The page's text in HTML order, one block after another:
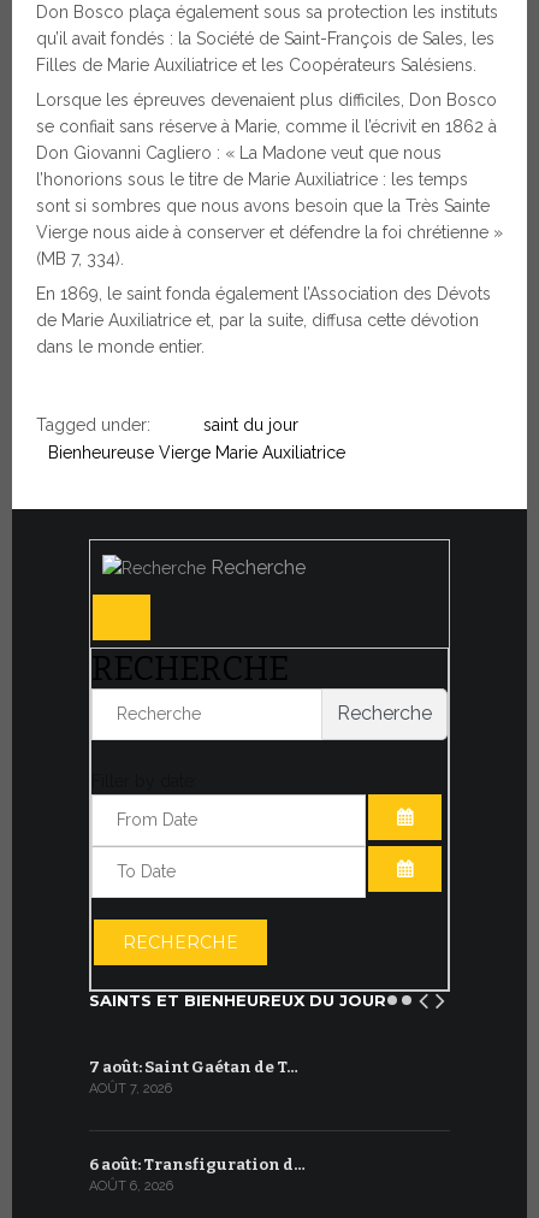
Don Bosco plaça également sous sa protection les instituts
qu’il avait fondés : la Société de Saint-François de Sales, les
Filles de Marie Auxiliatrice et les Coopérateurs Salésiens.
Lorsque les épreuves devenaient plus difficiles, Don Bosco
se confiait sans réserve à Marie, comme il l’écrivit en 1862 à
Don Giovanni Cagliero : « La Madone veut que nous
l’honorions sous le titre de Marie Auxiliatrice : les temps
sont si sombres que nous avons besoin que la Très Sainte
Vierge nous aide à conserver et défendre la foi chrétienne »
(MB 7, 334).
En 1869, le saint fonda également l’Association des Dévots
de Marie Auxiliatrice et, par la suite, diffusa cette dévotion
dans le monde entier.
Tagged under:
saint du jour
Bienheureuse Vierge Marie Auxiliatrice
Recherche
RECHERCHE
Recherche
OUVRIR LE
RECHERCHE
SAINTS ET BIENHEUREUX DU JOUR
7 août: Saint Gaétan de T…
AOÛT 7, 2026
6 août: Transfiguration d…
AOÛT 6, 2026